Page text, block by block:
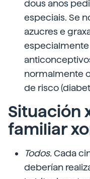
dous anos
especiais. Se
azucres e
normalmente
de risco
Situación
familiar
Todos.Cada
deberían